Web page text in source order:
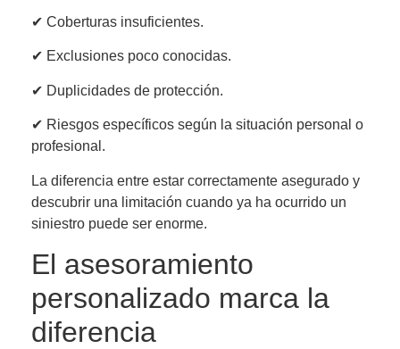
✔ Coberturas insuficientes.
✔ Exclusiones poco conocidas.
✔ Duplicidades de protección.
✔ Riesgos específicos según la situación personal o
profesional.
La diferencia entre estar correctamente asegurado y
descubrir una limitación cuando ya ha ocurrido un
siniestro puede ser enorme.
El asesoramiento
personalizado marca la
diferencia